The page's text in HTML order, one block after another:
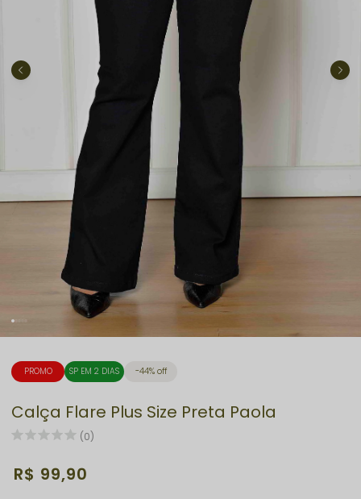
PROMO SP EM 2 DIAS 44% off
Calça Flare Plus Size Preta Paola
(0)
R$ 99,90